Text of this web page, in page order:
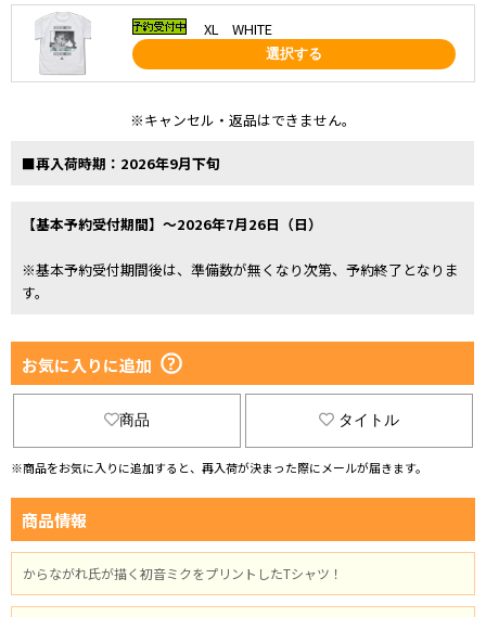
XL WHITE
選択する
※キャンセル・返品はできません。
■再入荷時期：2026年9月下旬
【基本予約受付期間】～2026年7月26日（日）
※基本予約受付期間後は、準備数が無くなり次第、予約終了となりま
す。
お気に入りに追加
商品 タイトル
※商品をお気に入りに追加すると、再入荷が決まった際にメールが届きます。
商品情報
からながれ氏が描く初音ミクをプリントしたTシャツ！